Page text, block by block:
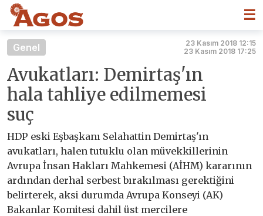
☰
Genel
23 Kasım 2018 12:15
23 Kasım 2018 17:25
Avukatları: Demirtaş'ın
hala tahliye edilmemesi
suç
HDP eski Eşbaşkanı Selahattin Demirtaş'ın
avukatları, halen tutuklu olan müvekkillerinin
Avrupa İnsan Hakları Mahkemesi (AİHM) kararının
ardından derhal serbest bırakılması gerektiğini
belirterek, aksi durumda Avrupa Konseyi (AK)
Bakanlar Komitesi dahil üst mercilere